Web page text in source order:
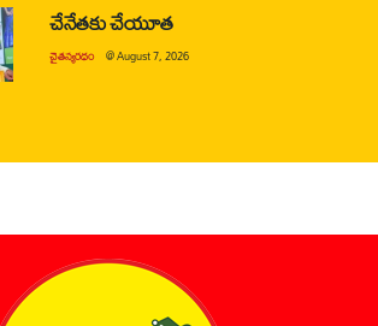
చేనేతకు చేయూత
చైతన్యరధం @August 7, 2026